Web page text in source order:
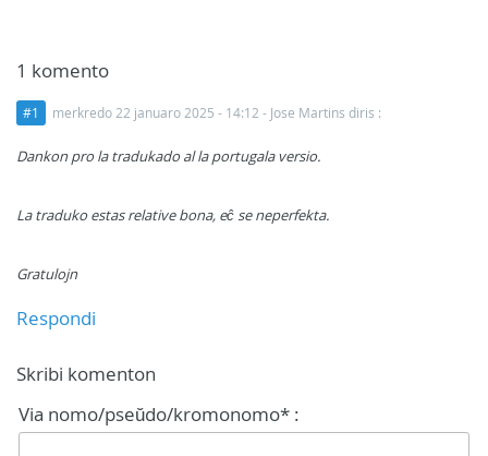
1 komento
#1 merkredo 22 januaro 2025 - 14:12 - Jose Martins diris :
Dankon pro la tradukado al la portugala versio.
La traduko estas relative bona, eĉ se neperfekta.
Gratulojn
Respondi
Skribi komenton
Via nomo/pseŭdo/kromonomo* :